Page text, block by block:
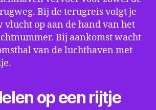
Bij de terugreis volgt je
vlucht op aan de hand van het
Bij aankomst wacht
van de luchthaven met
op een rijtje